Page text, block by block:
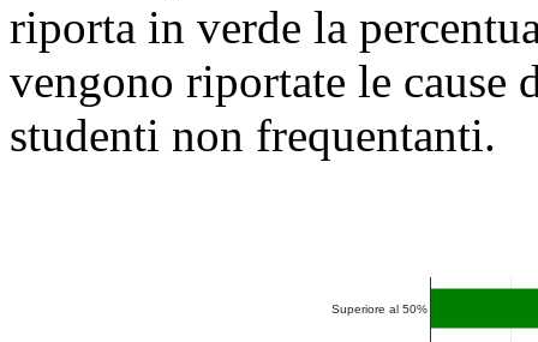
riporta in verde la
vengono riportate le cause
studenti non frequentanti.
Superiore al 50%